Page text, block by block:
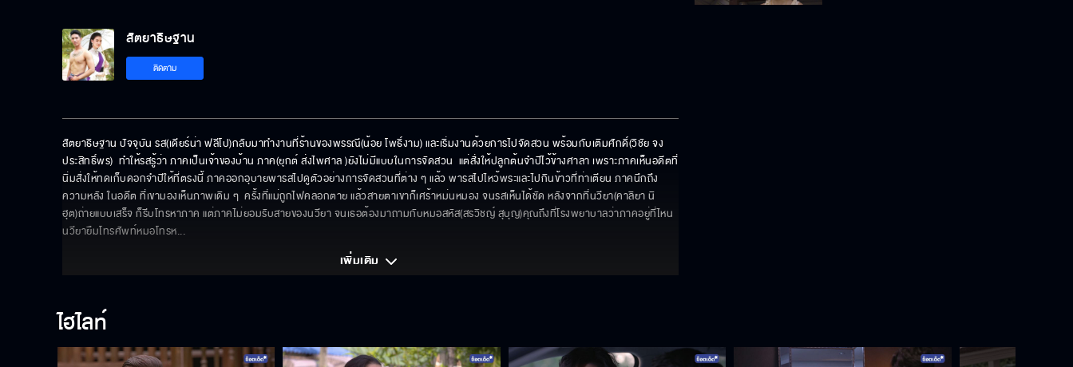
สัตยาธิษฐาน
ติดตาม
สัตยาธิษฐาน ปัจจุบัน รส(เดียร์น่า ฟลีโป)กลับมาทำงานที่ร้านของพรรณี(น้อย โพธิ์งาม) และเริ่มงานด้วยการไปจัดสวน พร้อมกับเติมศักดิ์(วิชัย จง
ประสิทธิ์พร)  ทำให้รสรู้ว่า ภาคเป็นเจ้าของบ้าน ภาค(ยุกต์ ส่งไพศาล )ยังไม่มีแบบในการจัดสวน  แต่สั่งให้ปลูกต้นจำปีไว้ข้างศาลา เพราะภาคเห็นอดีตที่
นิ่มสั่งให้ทดเก็บดอกจำปีให้ที่ตรงนี้ ภาคออกอุบายพารสไปดูตัวอย่างการจัดสวนที่ต่าง ๆ แล้ว พารสไปไหว้พระและไปกินข้าวที่ท่าเตียน ภาคนึกถึง
ความหลัง ในอดีต ที่เขามองเห็นภาพเดิม ๆ  ครั้งที่แม่ถูกไฟคลอกตาย แล้วสายตาเขาก็เศร้าหม่นหมอง จนรสเห็นได้ชัด หลังจากที่นวียา(คาลิยา นิ
ฮุต)ถ่ายแบบเสร็จ ก็รีบโทรหาภาค แต่ภาคไม่ยอมรับสายของนวียา จนเธอต้องมาถามกับหมอสหัส(สรวิชญ์ สุบุญ)คุณถึงที่โรงพยาบาลว่าภาคอยู่ที่ไหน
นวียายืมโทรศัพท์หมอโทรห...
เพิ่มเติม
ไฮไลท์